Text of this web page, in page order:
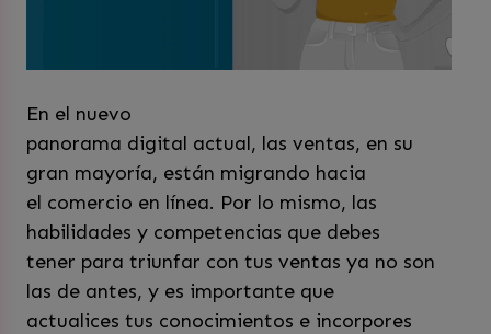
En el nuevo
panorama digital actual, las ventas, en su
gran mayoría, están migrando hacia
el comercio en línea. Por lo mismo, las
habilidades y competencias que debes
tener para triunfar con tus ventas ya no son
las de antes, y es importante que
actualices tus conocimientos e incorpores